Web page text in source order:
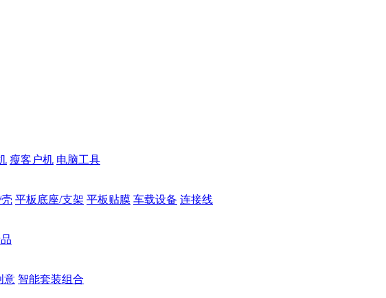
瘦客户机 电脑工具
平板底座/支架 平板贴膜 车载设备 连接线
意 智能套装组合